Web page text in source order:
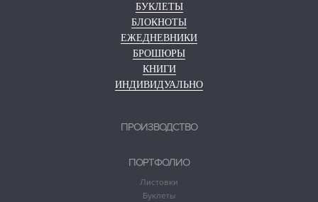
БУКЛЕТЫ
БЛОКНОТЫ
ЕЖЕДНЕВНИКИ
БРОШЮРЫ
КНИГИ
ИНДИВИДУАЛЬНО
ПРОИЗВОДСТВО
ПОРТФОЛИО
Листовки
Буклеты